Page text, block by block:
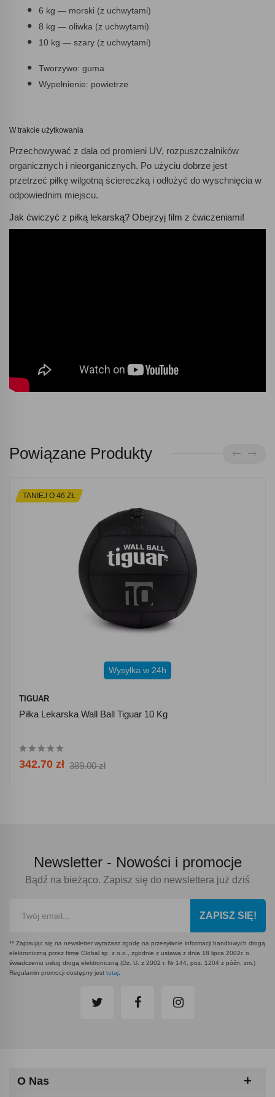
6 kg — morski (z uchwytami)
8 kg — oliwka (z uchwytami)
10 kg — szary (z uchwytami)
Tworzywo: guma
Wypełnienie: powietrze
W trakcie użytkowania
Przechowywać z dala od promieni UV, rozpuszczalników
organicznych i nieorganicznych. Po użyciu dobrze jest
przetrzeć piłkę wilgotną ściereczką i odłożyć do wyschnięcia w
odpowiednim miejscu.
Jak ćwiczyć z piłką lekarską? Obejrzyj film z ćwiczeniami!
Powiązane Produkty
TANIEJ O 46 ZŁ
Wysyłka w 24h
TIGUAR
Piłka Lekarska Wall Ball Tiguar 10 Kg
342.70 zł 389.00 zł
Newsletter - Nowości i promocje
Bądź na bieżąco. Zapisz się do newslettera już dziś
ZAPISZ SIĘ!
** Zapisując się na newsletter wyrażasz zgodę na przesyłanie informacji handlowych drogą
elektroniczną przez firmę Global sp. z o.o., zgodnie z ustawą z dnia 18 lipca 2002r. o
świadczeniu usług drogą elektroniczną (Dz. U. z 2002 r. Nr 144, poz. 1204 z późn. zm.)
Regulamin promocji dostępny jest tutaj
O Nas